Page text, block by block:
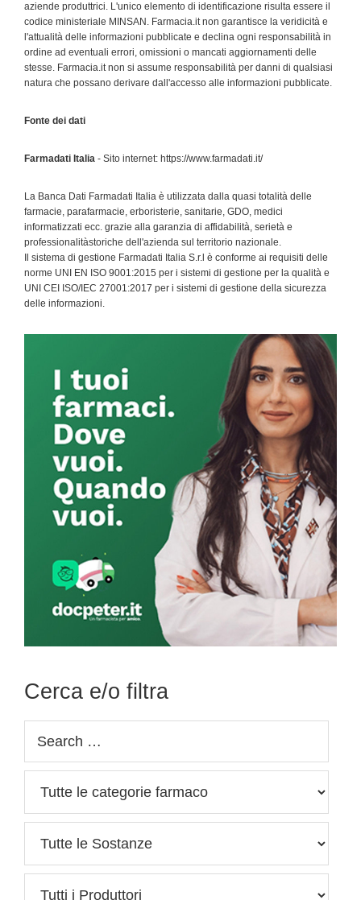
aziende produttrici. L'unico elemento di identificazione risulta essere il
codice ministeriale MINSAN. Farmacia.it non garantisce la veridicità e
l'attualità delle informazioni pubblicate e declina ogni responsabilità in
ordine ad eventuali errori, omissioni o mancati aggiornamenti delle
stesse. Farmacia.it non si assume responsabilità per danni di qualsiasi
natura che possano derivare dall'accesso alle informazioni pubblicate.
Fonte dei dati
Farmadati Italia - Sito internet: https://www.farmadati.it/
La Banca Dati Farmadati Italia è utilizzata dalla quasi totalità delle
farmacie, parafarmacie, erboristerie, sanitarie, GDO, medici
informatizzati ecc. grazie alla garanzia di affidabilità, serietà e
professionalitàstoriche dell'azienda sul territorio nazionale.
Il sistema di gestione Farmadati Italia S.r.l è conforme ai requisiti delle
norme UNI EN ISO 9001:2015 per i sistemi di gestione per la qualità e
UNI CEI ISO/IEC 27001:2017 per i sistemi di gestione della sicurezza
delle informazioni.
Sidebar
Cerca e/o filtra